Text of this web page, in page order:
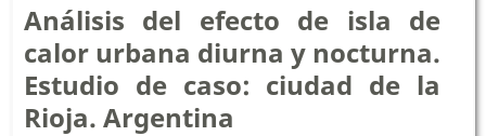
Análisis del efecto de isla de
calor urbana diurna y nocturna.
Estudio de caso: ciudad de la
Rioja. Argentina